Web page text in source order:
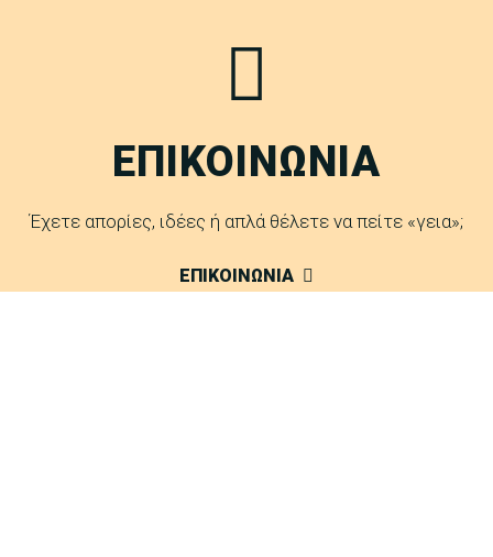
ΕΠΙΚΟΙΝΩΝΙΑ
Έχετε απορίες, ιδέες ή απλά θέλετε να πείτε «γεια»;
ΕΠΙΚΟΙΝΩΝΙΑ